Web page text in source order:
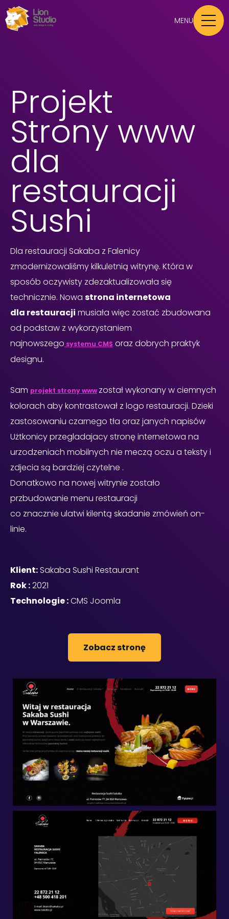
MENU
Projekt
Strony www
dla
restauracji
Sushi
Dla restauracji Sakaba z Falenicy
zmodernizowaliśmy kilkuletnią witrynę. Która w
sposób oczywisty zdezaktualizowała się
technicznie. Nowa strona internetowa
dla restauracji musiała więc zostać zbudowana
od podstaw z wykorzystaniem
najnowszego systemu CMS oraz dobrych praktyk
designu.
Sam projekt strony www został wykonany w ciemnych
kolorach aby kontrastował z logo restauracji. Dzieki
zastosowaniu czarnego tła oraz janych napisów
Użtkonicy przegladajacy stronę internetowa na
urzodzeniach mobilnych nie meczą oczu a teksty i
zdjecia są bardziej czytelne .
Donatkowo na nowej witrynie zostało
przbudowanie menu restauracji
co znacznie ulatwi kilentą skadanie zmówień on-
linie.
Klient:Sakaba Sushi Restaurant
Rok :2021
Technologie :CMS Joomla
Zobacz stronę